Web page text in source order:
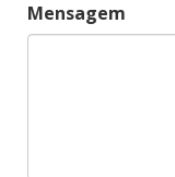
Mensagem